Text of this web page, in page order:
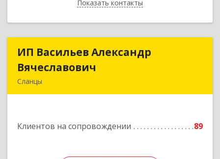
Показать контакты
Назад
ИП Васильев Александр
Вячеславович
Сланцы
Клиентов на сопровождении 89
ИП Васильев Александр
Подробнее